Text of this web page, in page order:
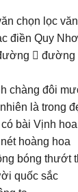
chọn lọc
điền Quy

chàng đôi
là trong
bài Vịnh hoa
hoàng hoa
bóng thướt
quốc sắc